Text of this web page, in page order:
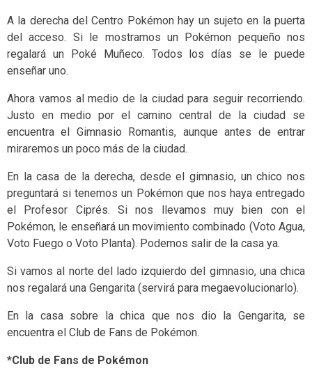
A la derecha del Centro Pokémon hay un sujeto en la puerta
del acceso. Si le mostramos un Pokémon pequeño nos
regalará un Poké Muñeco. Todos los días se le puede
enseñar uno.
Ahora vamos al medio de la ciudad para seguir recorriendo.
Justo en medio por el camino central de la ciudad se
encuentra el Gimnasio Romantis, aunque antes de entrar
miraremos un poco más de la ciudad.
En la casa de la derecha, desde el gimnasio, un chico nos
preguntará si tenemos un Pokémon que nos haya entregado
el Profesor Ciprés. Si nos llevamos muy bien con el
Pokémon, le enseñará un movimiento combinado (Voto Agua,
Voto Fuego o Voto Planta). Podemos salir de la casa ya.
Si vamos al norte del lado izquierdo del gimnasio, una chica
nos regalará una Gengarita (servirá para megaevolucionarlo).
En la casa sobre la chica que nos dio la Gengarita, se
encuentra el Club de Fans de Pokémon.
*Club de Fans de Pokémon